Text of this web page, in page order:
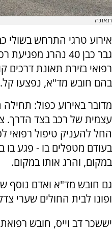
תאונה
גבר כבן 40 נהרג
רפואי בזירת תאונת דרכים
בהם חובש מד"א, נפצעו קל.
מדובר באירוע כפול:
עצמית של רכב בצד הדרך.
החל להעניק טיפול רפואי
בעודם מטפלים בו - פגע
במקום, והרג אותו במקום.
גם חובש מד"א ואדם נוסף
ופונו לבית החולים שערי
יששכר דב וייס, חובש